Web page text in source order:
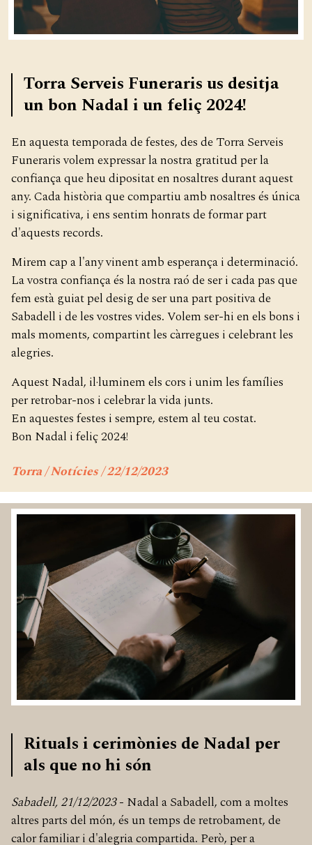
Torra Serveis Funeraris us desitja
un bon Nadal i un feliç 2024!
En aquesta temporada de festes, des de Torra Serveis
Funeraris volem expressar la nostra gratitud per la
confiança que heu dipositat en nosaltres durant aquest
any. Cada història que compartiu amb nosaltres és única
i significativa, i ens sentim honrats de formar part
d'aquests records.
Mirem cap a l'any vinent amb esperança i determinació.
La vostra confiança és la nostra raó de ser i cada pas que
fem està guiat pel desig de ser una part positiva de
Sabadell i de les vostres vides. Volem ser-hi en els bons i
mals moments, compartint les càrregues i celebrant les
alegries.
Aquest Nadal, il·luminem els cors i unim les famílies
per retrobar-nos i celebrar la vida junts.
En aquestes festes i sempre, estem al teu costat.
Bon Nadal i feliç 2024!
Torra / Notícies / 22/12/2023
Rituals i cerimònies de Nadal per
als que no hi són
Sabadell, 21/12/2023- Nadal a Sabadell, com a moltes
altres parts del món, és un temps de retrobament, de
calor familiar i d'alegria compartida. Però, per a